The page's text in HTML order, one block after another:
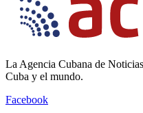
La Agencia Cubana de
Cuba y el mundo.
Facebook